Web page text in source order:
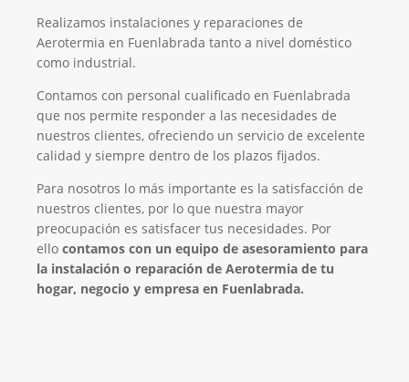
Realizamos instalaciones y reparaciones de
Aerotermia en Fuenlabrada tanto a nivel doméstico
como industrial.
Contamos con personal cualificado en Fuenlabrada
que nos permite responder a las necesidades de
nuestros clientes, ofreciendo un servicio de excelente
calidad y siempre dentro de los plazos fijados.
Para nosotros lo más importante es la satisfacción de
nuestros clientes, por lo que nuestra mayor
preocupación es satisfacer tus necesidades. Por
ello contamos con un equipo de asesoramiento para
la instalación o reparación de Aerotermia de tu
hogar, negocio y empresa en Fuenlabrada.